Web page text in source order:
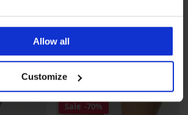
Allow all
Customize
Sale -70%